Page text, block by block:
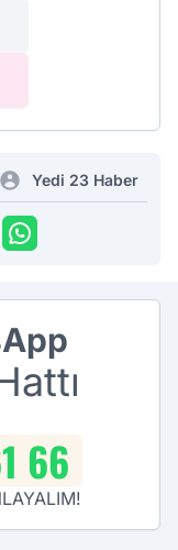
Yedi 23 Haber
66